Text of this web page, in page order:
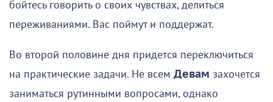
бойтесь говорить о своих чувствах, делиться
переживаниями. Вас поймут и поддержат.
Во второй половине дня придется переключиться
на практические задачи. Не всем Девам захочется
заниматься рутинными вопросами, однако